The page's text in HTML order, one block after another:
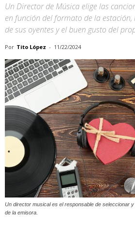
Un Director de Música elige las
en función del formato de la estación,
de sus oyentes y el buen gusto del
Por Tito López - 11/22/2024
Un director musical es el responsable de seleccionar
de la emisora.